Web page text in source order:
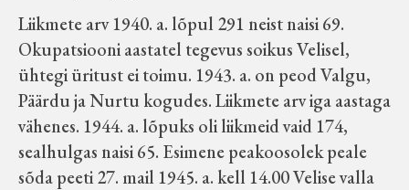
Liikmete arv 1940. a. lõpul 291 neist naisi 69.
Okupatsiooni aastatel tegevus soikus Velisel,
ühtegi üritust ei toimu. 1943. a. on peod Valgu,
Päärdu ja Nurtu kogudes. Liikmete arv iga aastaga
vähenes. 1944. a. lõpuks oli liikmeid vaid 174,
sealhulgas naisi 65. Esimene peakoosolek peale
sõda peeti 27. mail 1945. a. kell 14.00 Velise valla